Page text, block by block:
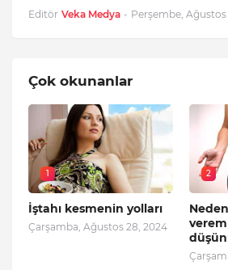
Editör Veka Medya - Perşembe, Ağustos
Çok okunanlar
1
İştahı kesmenin yolları
Çarşamba, Ağustos 28, 2024
2